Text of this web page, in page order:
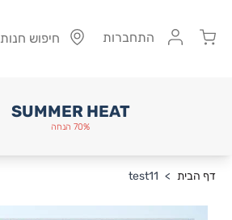
Cart התחברות חיפוש חנות
SUMMER HEAT
70% הנחה
דף הבית >
test11